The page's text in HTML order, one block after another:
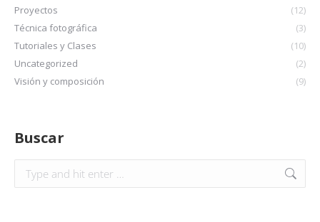
Proyectos
(12)
Técnica fotográfica
(3)
Tutoriales y Clases
(10)
Uncategorized
(2)
Visión y composición
(9)
Buscar